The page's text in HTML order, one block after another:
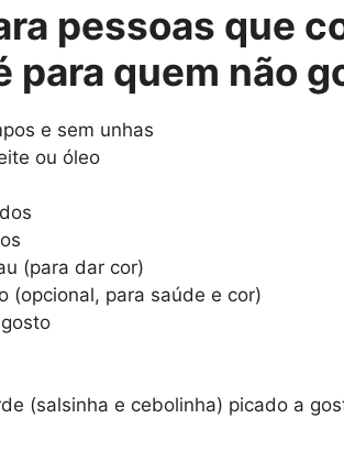
pessoas que
para quem não
e sem unhas
ou óleo
(para dar cor)
(opcional, para saúde e cor)
(salsinha e cebolinha) picado a